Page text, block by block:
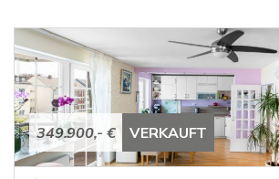
349.900,- € VERKAUFT